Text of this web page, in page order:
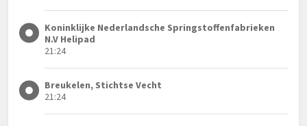
Koninklijke Nederlandsche Springstoffenfabrieken
N.V Helipad
21:24
Breukelen, Stichtse Vecht
21:24